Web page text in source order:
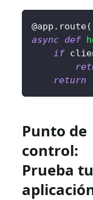
@app . route(
async def
if
return
Punto de
control:
Prueba tu